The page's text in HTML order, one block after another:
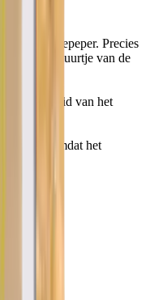
en cayennepeper. Precies
het frisse zuurtje van de
de zoetheid van het
bonnen, omdat het